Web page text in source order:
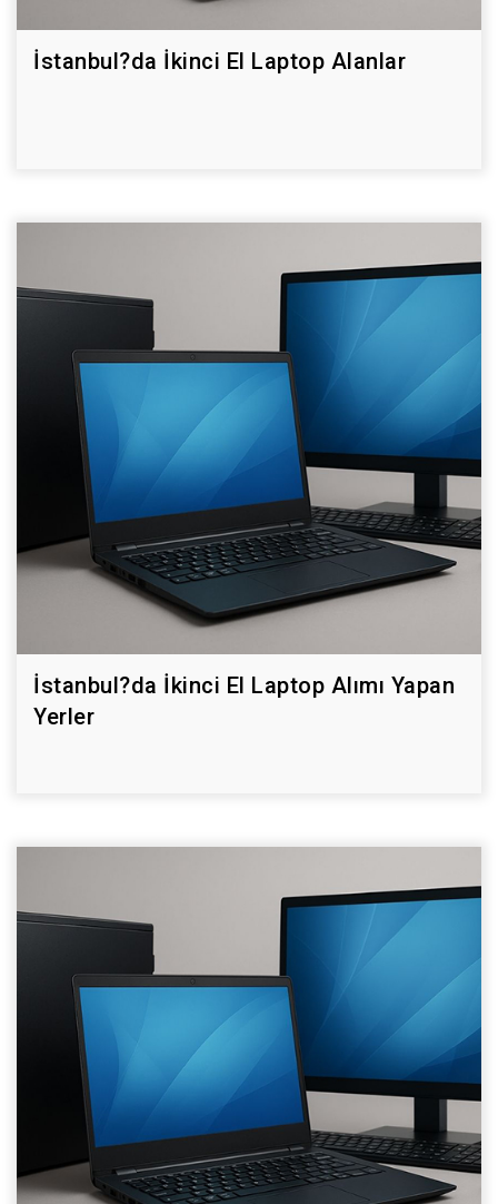
İstanbul?da İkinci El Laptop Alanlar
İstanbul?da İkinci El Laptop Alımı Yapan
Yerler